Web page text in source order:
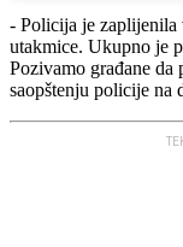
- Policija je
utakmice. Ukupno je
Pozivamo građane
saopštenju policije na